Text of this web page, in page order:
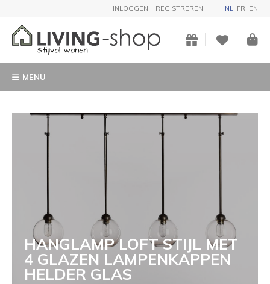
INLOGGEN REGISTREREN NL FR EN
MENU
HANGLAMP LOFT STIJL MET
4 GLAZEN LAMPENKAPPEN
HELDER GLAS